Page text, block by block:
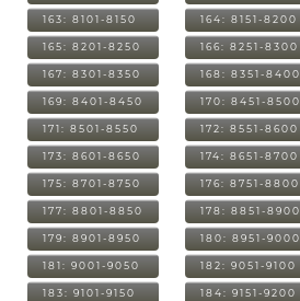
163: 8101-8150 164: 8151-8200
165: 8201-8250 166: 8251-8300
167: 8301-8350 168: 8351-8400
169: 8401-8450 170: 8451-8500
171: 8501-8550 172: 8551-8600
173: 8601-8650 174: 8651-8700
175: 8701-8750 176: 8751-8800
177: 8801-8850 178: 8851-8900
179: 8901-8950 180: 8951-9000
181: 9001-9050 182: 9051-9100
183: 9101-9150 184: 9151-9200